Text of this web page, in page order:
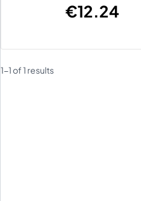
€12.24
1-1 of 1 results